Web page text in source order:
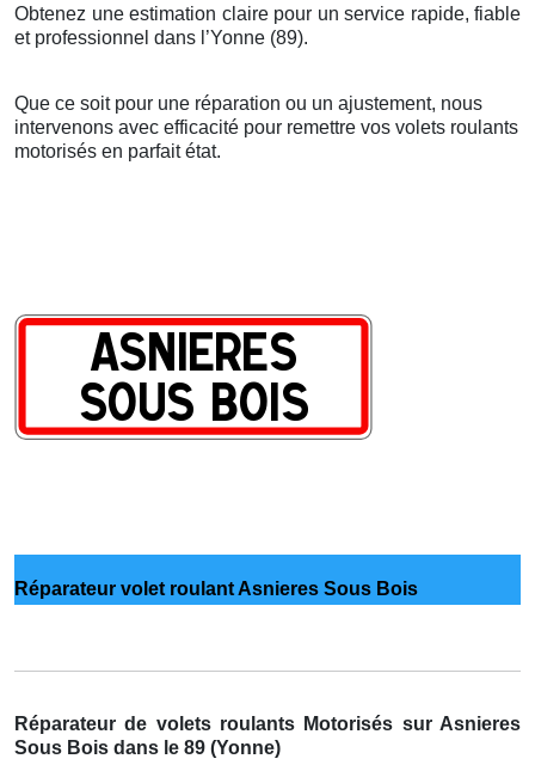
Obtenez une estimation claire pour un service rapide, fiable
et professionnel dans l’Yonne (89).
Que ce soit pour une réparation ou un ajustement, nous
intervenons avec efficacité pour remettre vos volets roulants
motorisés en parfait état.
Réparateur volet roulant Asnieres Sous Bois
Réparateur de volets roulants Motorisés sur Asnieres
Sous Bois dans le 89 (Yonne)